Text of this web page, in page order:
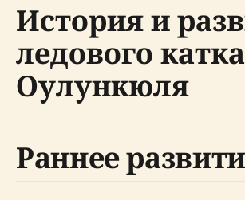
История и
ледового катка
Оулункюля
Раннее